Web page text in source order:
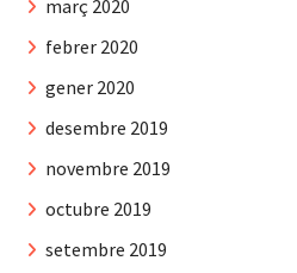
març 2020
febrer 2020
gener 2020
desembre 2019
novembre 2019
octubre 2019
setembre 2019